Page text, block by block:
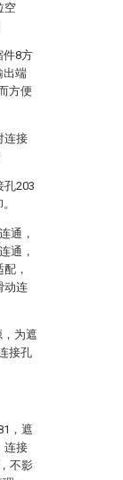
空
件8方
出端
方便
连接
孔203
通，
通，
，
动连
为遮
接孔
，遮
连接
不影